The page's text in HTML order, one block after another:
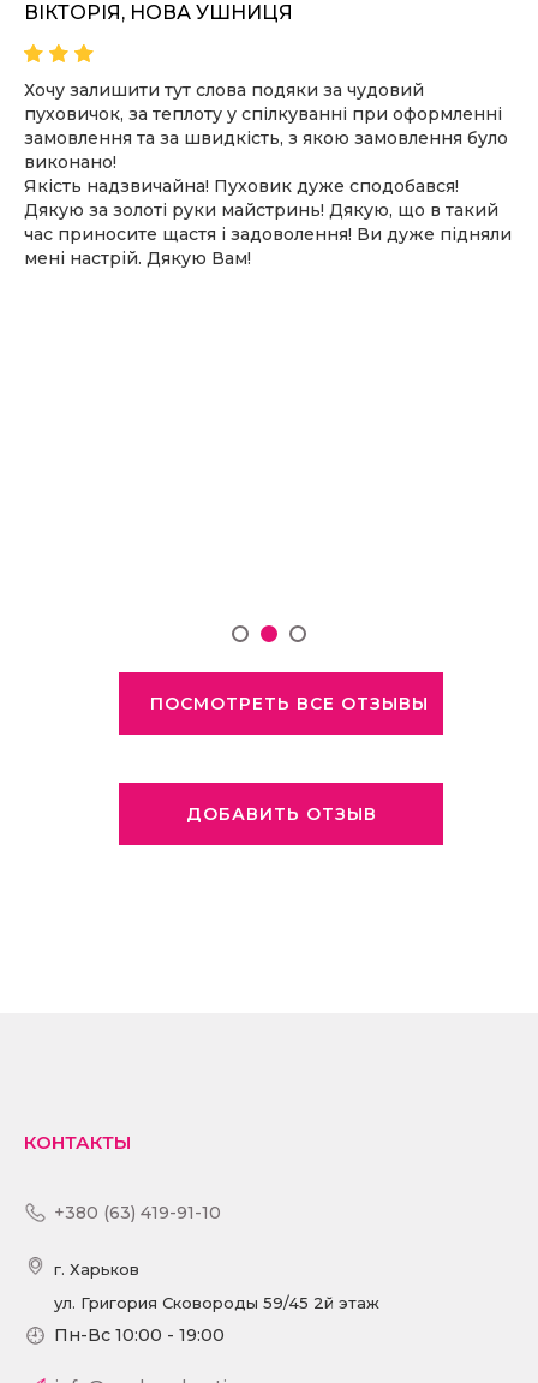
ВІКТОРІЯ, НОВА УШНИЦЯ
Хочу залишити тут слова подяки за чудовий
пуховичок, за теплоту у спілкуванні при оформленні
замовлення та за швидкість, з якою замовлення було
виконано!
Якість надзвичайна! Пуховик дуже сподобався!
Дякую за золоті руки майстринь! Дякую, що в такий
час приносите щастя і задоволення! Ви дуже підняли
мені настрій. Дякую Вам!
ПОСМОТРЕТЬ ВСЕ ОТЗЫВЫ
ДОБАВИТЬ ОТЗЫВ
КОНТАКТЫ
+380 (63) 419-91-10
г. Харьков
ул. Григория Сковороды 59/45 2й этаж
Пн-Вс 10:00 - 19:00